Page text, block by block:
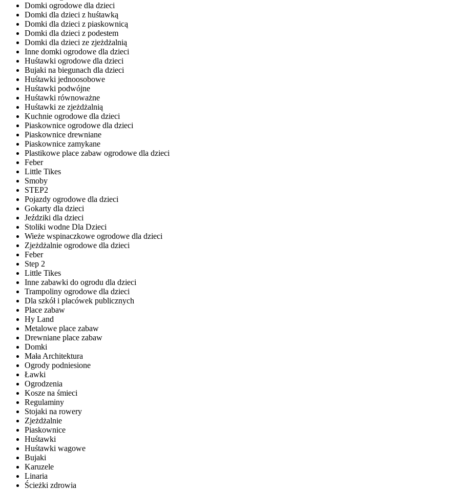
Domki ogrodowe dla dzieci
Domki dla dzieci z huśtawką
Domki dla dzieci z piaskownicą
Domki dla dzieci z podestem
Domki dla dzieci ze zjeżdżalnią
Inne domki ogrodowe dla dzieci
Huśtawki ogrodowe dla dzieci
Bujaki na biegunach dla dzieci
Huśtawki jednoosobowe
Huśtawki podwójne
Huśtawki równoważne
Huśtawki ze zjeżdżalnią
Kuchnie ogrodowe dla dzieci
Piaskownice ogrodowe dla dzieci
Piaskownice drewniane
Piaskownice zamykane
Plastikowe place zabaw ogrodowe dla dzieci
Feber
Little Tikes
Smoby
STEP2
Pojazdy ogrodowe dla dzieci
Gokarty dla dzieci
Jeździki dla dzieci
Stoliki wodne Dla Dzieci
Wieże wspinaczkowe ogrodowe dla dzieci
Zjeżdżalnie ogrodowe dla dzieci
Feber
Step 2
Little Tikes
Inne zabawki do ogrodu dla dzieci
Trampoliny ogrodowe dla dzieci
Dla szkół i placówek publicznych
Place zabaw
Hy Land
Metalowe place zabaw
Drewniane place zabaw
Domki
Mała Architektura
Ogrody podniesione
Ławki
Ogrodzenia
Kosze na śmieci
Regulaminy
Stojaki na rowery
Zjeżdżalnie
Piaskownice
Huśtawki
Huśtawki wagowe
Bujaki
Karuzele
Linaria
Ścieżki zdrowia